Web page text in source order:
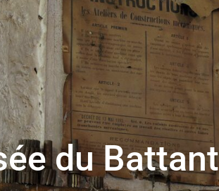
du Battant